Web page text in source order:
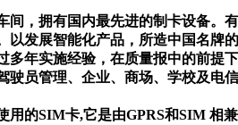
间，拥有国内最先进的制卡设备。
以发展智能化产品，所造中国名牌
多年实施经验，在质量报中的前提
驶员管理、企业、商场、学校及电信
用的SIM卡,它是由GPRS和SIM 相